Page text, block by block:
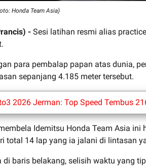
Honda Team Asia)
- Sesi latihan resmi alias
para pembalap papan atas dunia,
sepanjang 4.185 meter tersebut.
2026 Jerman: Top Speed Tembus
Idemitsu Honda Team Asia
total 14 lap yang ia jalani di lintasan
di baris belakang, selisih waktu yang